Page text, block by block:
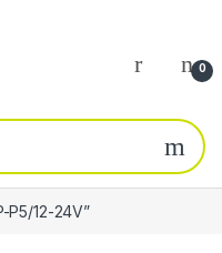
0
P5/12-24V”